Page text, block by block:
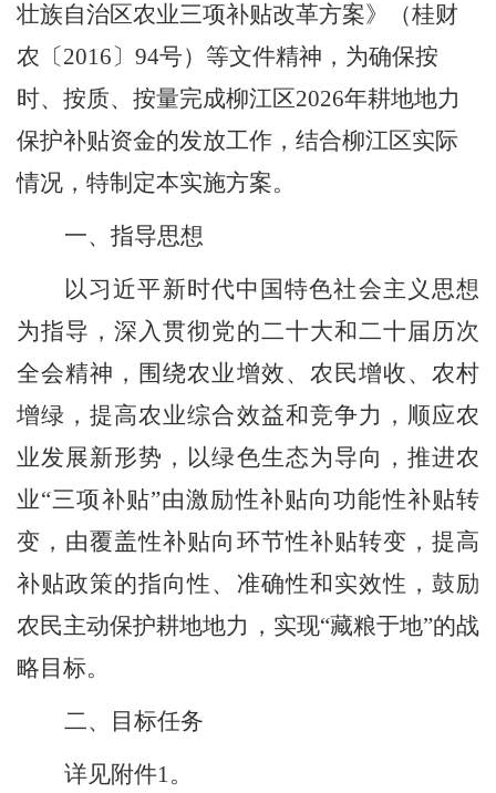
壮族自治区农业三项补贴改革方案》（桂财
农〔2016〕 94号） 等文件精神，为确保按
时、按质、按量完成柳江区2026年耕地地力
保护补贴资金的发放工作，结合柳江区实际
情况，特制定本实施方案。
一、指导思想
以习近平新时代中国特色社会主义思想
为指导，深入贯彻党的二十大和二十届 历次
全会精神 ， 围绕农业增效、农民增收、农村
增绿，提高农业综合效益和竞争力，顺应农
业发展新形势，以绿色生态为导向，推进农
业“三项补贴”由激励性补贴向功能性补贴转
变，由覆盖性补贴向环节性补贴转变，提高
补贴政策的指向性、准确性和实效性，鼓励
农民主动保护耕地地力，实现“藏粮于地”的战
略目标。
二、
目标任务
详见附件1。